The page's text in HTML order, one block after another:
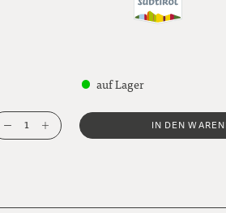
auf Lager
1 IN DEN